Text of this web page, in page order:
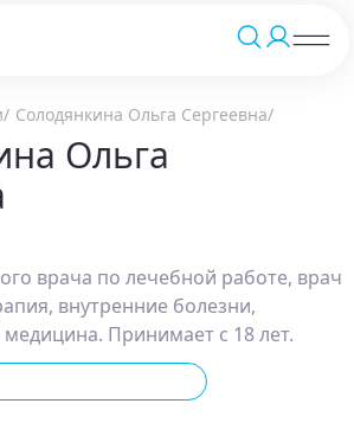
Солодянкина Ольга Сергеевна
Ольга
врача по лечебной работе, врач
внутренние болезни,
Принимает с 18 лет.